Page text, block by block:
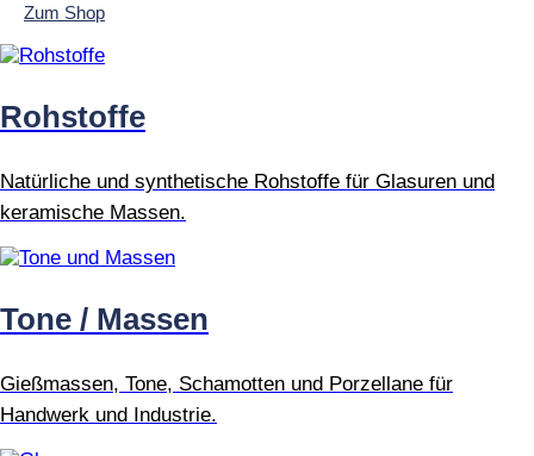
Zum Shop
Rohstoffe
Natürliche und synthetische Rohstoffe für Glasuren und
keramische Massen.
Tone / Massen
Gießmassen, Tone, Schamotten und Porzellane für
Handwerk und Industrie.